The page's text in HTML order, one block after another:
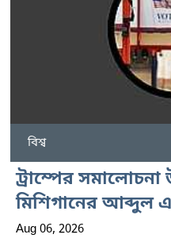
বিশ্ব
ট্রাম্পের সমালোচনা
মিশিগানের আব্দুল
Aug 06, 2026